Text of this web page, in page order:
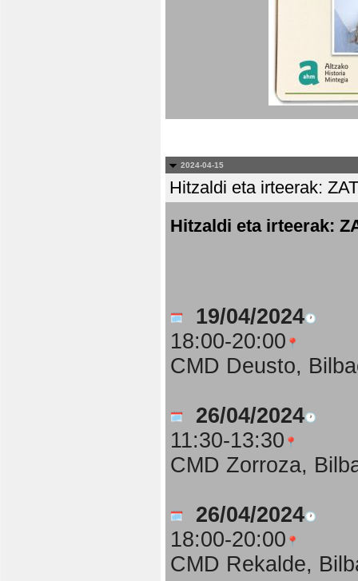
2024-04-15
Hitzaldi eta irteerak:
Hitzaldi eta irteerak:
19/04/2024
18:00-20:00
CMD Deusto,
26/04/2024
11:30-13:30
CMD Zorroza,
26/04/2024
18:00-20:00
CMD Rekalde,